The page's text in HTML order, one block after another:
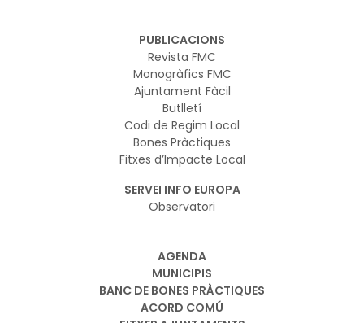
PUBLICACIONS
Revista FMC
Monogràfics FMC
Ajuntament Fàcil
Butlletí
Codi de Regim Local
Bones Pràctiques
Fitxes d’Impacte Local
SERVEI INFO EUROPA
Observatori
AGENDA
MUNICIPIS
BANC DE BONES PRÀCTIQUES
ACORD COMÚ